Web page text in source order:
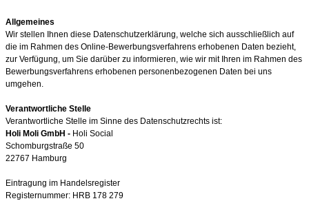
Allgemeines
Wir stellen Ihnen diese Datenschutzerklärung, welche sich ausschließlich auf
die im Rahmen des Online-Bewerbungsverfahrens erhobenen Daten bezieht,
zur Verfügung, um Sie darüber zu informieren, wie wir mit Ihren im Rahmen des
Bewerbungsverfahrens erhobenen personenbezogenen Daten bei uns
umgehen.
Verantwortliche Stelle
Verantwortliche Stelle im Sinne des Datenschutzrechts ist:
Holi Moli GmbH - Holi Social
Schomburgstraße 50
22767 Hamburg
Eintragung im Handelsregister
Registernummer: HRB 178 279